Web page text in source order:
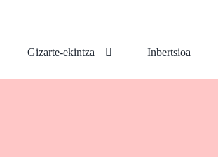
Gizarte-ekintza Inbertsioa